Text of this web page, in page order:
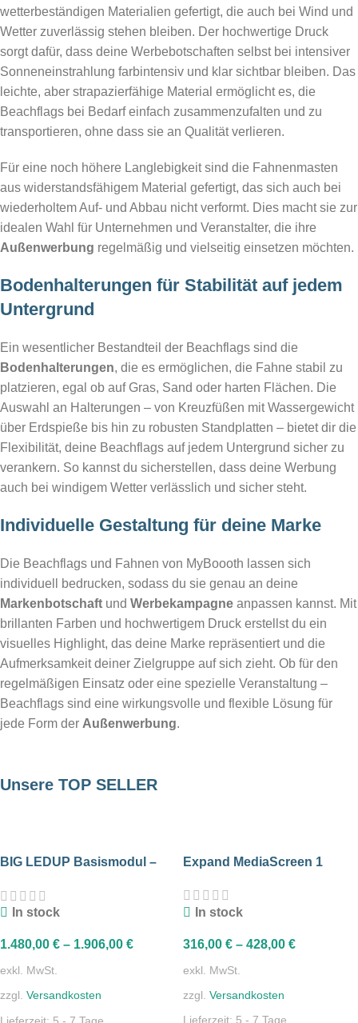
wetterbeständigen Materialien gefertigt, die auch bei Wind und
Wetter zuverlässig stehen bleiben. Der hochwertige Druck
sorgt dafür, dass deine Werbebotschaften selbst bei intensiver
Sonneneinstrahlung farbintensiv und klar sichtbar bleiben. Das
leichte, aber strapazierfähige Material ermöglicht es, die
Beachflags bei Bedarf einfach zusammenzufalten und zu
transportieren, ohne dass sie an Qualität verlieren.
Für eine noch höhere Langlebigkeit sind die Fahnenmasten
aus widerstandsfähigem Material gefertigt, das sich auch bei
wiederholtem Auf- und Abbau nicht verformt. Dies macht sie zur
idealen Wahl für Unternehmen und Veranstalter, die ihre
Außenwerbung regelmäßig und vielseitig einsetzen möchten.
Bodenhalterungen für Stabilität auf jedem
Untergrund
Ein wesentlicher Bestandteil der Beachflags sind die
Bodenhalterungen, die es ermöglichen, die Fahne stabil zu
platzieren, egal ob auf Gras, Sand oder harten Flächen. Die
Auswahl an Halterungen – von Kreuzfüßen mit Wassergewicht
über Erdspieße bis hin zu robusten Standplatten – bietet dir die
Flexibilität, deine Beachflags auf jedem Untergrund sicher zu
verankern. So kannst du sicherstellen, dass deine Werbung
auch bei windigem Wetter verlässlich und sicher steht.
Individuelle Gestaltung für deine Marke
Die Beachflags und Fahnen von MyBoooth lassen sich
individuell bedrucken, sodass du sie genau an deine
Markenbotschaft und Werbekampagne anpassen kannst. Mit
brillanten Farben und hochwertigem Druck erstellst du ein
visuelles Highlight, das deine Marke repräsentiert und die
Aufmerksamkeit deiner Zielgruppe auf sich zieht. Ob für den
regelmäßigen Einsatz oder eine spezielle Veranstaltung –
Beachflags sind eine wirkungsvolle und flexible Lösung für
jede Form der Außenwerbung.
Expand Flagstand 1
Unsere TOP SELLER
SALE 10%
faltbarer Prospektständer
zum Shop
BIG LEDUP Basismodul –
In stock
1.480,00 € – 1.906,00 €
exkl. MwSt.
zzgl. Versandkosten
Lieferzeit: 5 - 7 Tage
Expand MediaScreen 1
In stock
316,00 € – 428,00 €
exkl. MwSt.
zzgl. Versandkosten
Lieferzeit: 5 - 7 Tage